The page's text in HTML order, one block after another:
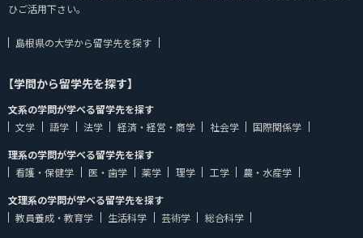
ひご活用下さい。
島根県の大学から留学先を探す
【学問から留学先を探す】
文系の学問が学べる留学先を探す
文学
語学 法学 経済・経営・商学 社会学
国際関係学
理系の学問が学べる留学先を探す
看護・保健学
医・歯学 薬学 理学 工学
農・水産学
文理系の学問が学べる留学先を探す
教員養成・教育学
生活科学 芸術学 総合科学